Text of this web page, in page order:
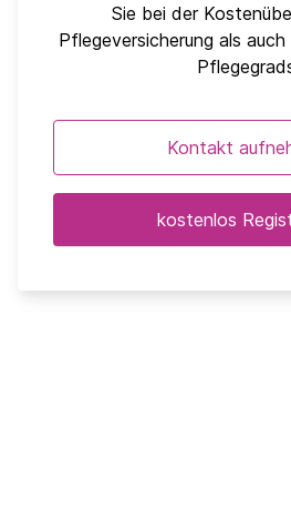
Sie bei der
Pflegeversicherung als
Kontakt
kostenlos